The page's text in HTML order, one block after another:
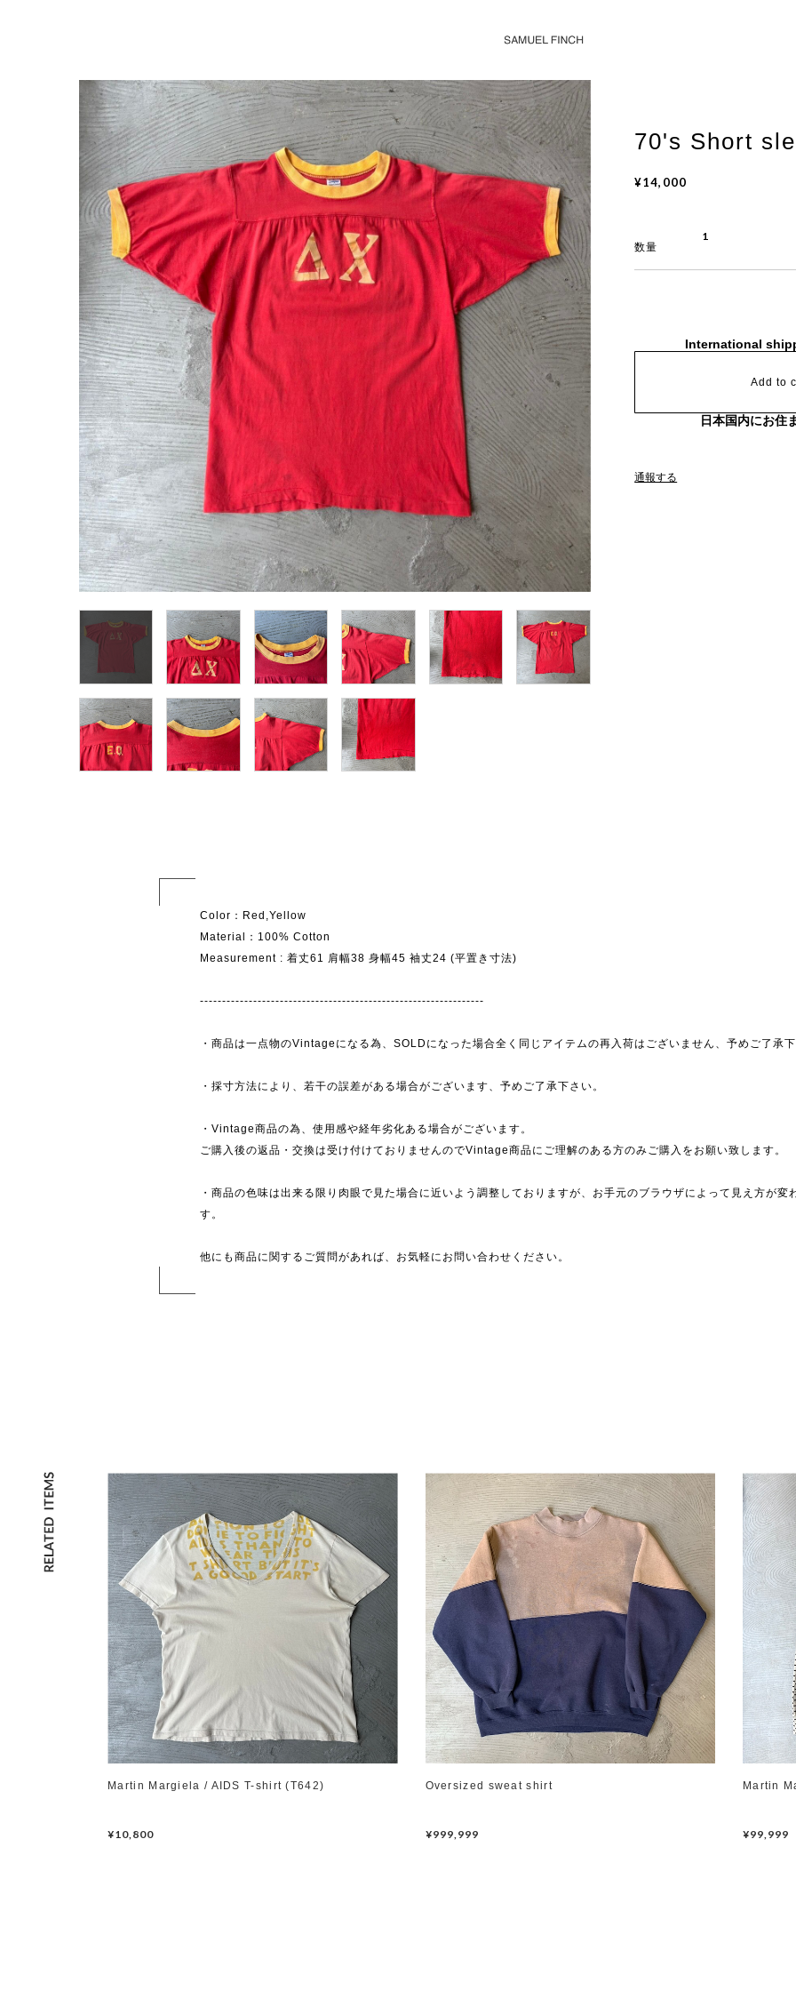
70's Short
¥14,000
数量
International
Add to
日本国内にお住
通報する
Color：Red,Yellow
Material：100% Cotton
Measurement : 着丈61 肩幅38 身幅45 袖丈24 (平置き寸法)
----------------------------------------------------------------
・商品は一点物のVintageになる為、SOLDになった場合全く同じアイテムの再入荷はございません、予めご了承下
・採寸方法により、若干の誤差がある場合がございます、予めご了承下さい。
・Vintage商品の為、使用感や経年劣化ある場合がございます。
ご購入後の返品・交換は受け付けておりませんのでVintage商品にご理解のある方のみご購入をお願い致します。
・商品の色味は出来る限り肉眼で見た場合に近いよう調整しておりますが、お手元のブラウザによって見え方が変
す。
他にも商品に関するご質問があれば、お気軽にお問い合わせください。
Martin Margiela / AIDS T-shirt (T642)
¥10,800
Oversized sweat shirt
¥999,999
Martin
¥99,999